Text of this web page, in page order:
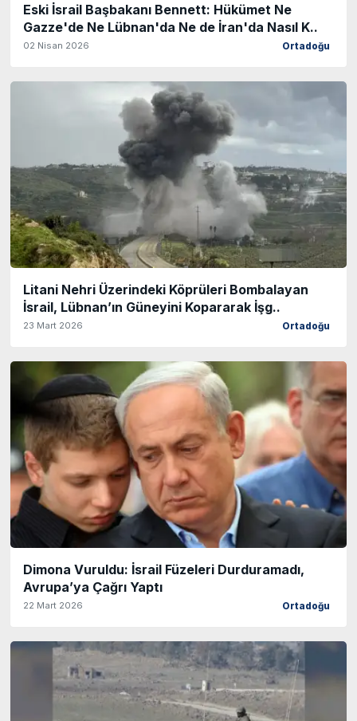
Eski İsrail Başbakanı Bennett: Hükümet Ne
Gazze'de Ne Lübnan'da Ne de İran'da Nasıl K..
02 Nisan 2026 Ortadoğu
Litani Nehri Üzerindeki Köprüleri Bombalayan
İsrail, Lübnan’ın Güneyini Kopararak İşg..
23 Mart 2026 Ortadoğu
Dimona Vuruldu: İsrail Füzeleri Durduramadı,
Avrupa’ya Çağrı Yaptı
22 Mart 2026 Ortadoğu